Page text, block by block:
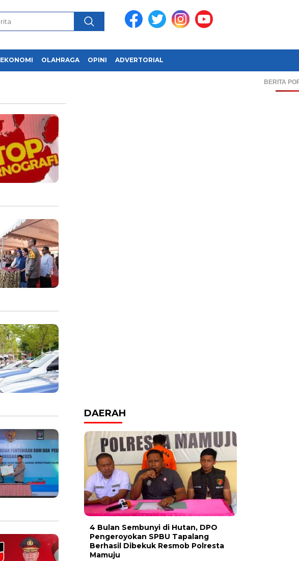
EKONOMI OLAHRAGA OPINI ADVERTORIAL
BERITA
DAERAH
4 Bulan Sembunyi di Hutan, DPO
Pengeroyokan SPBU Tapalang
Berhasil Dibekuk Resmob Polresta
Mamuju